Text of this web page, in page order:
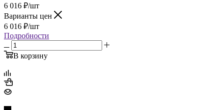
6 016 ₽/шт
Варианты цен
6 016 ₽/шт
Подробности
В корзину